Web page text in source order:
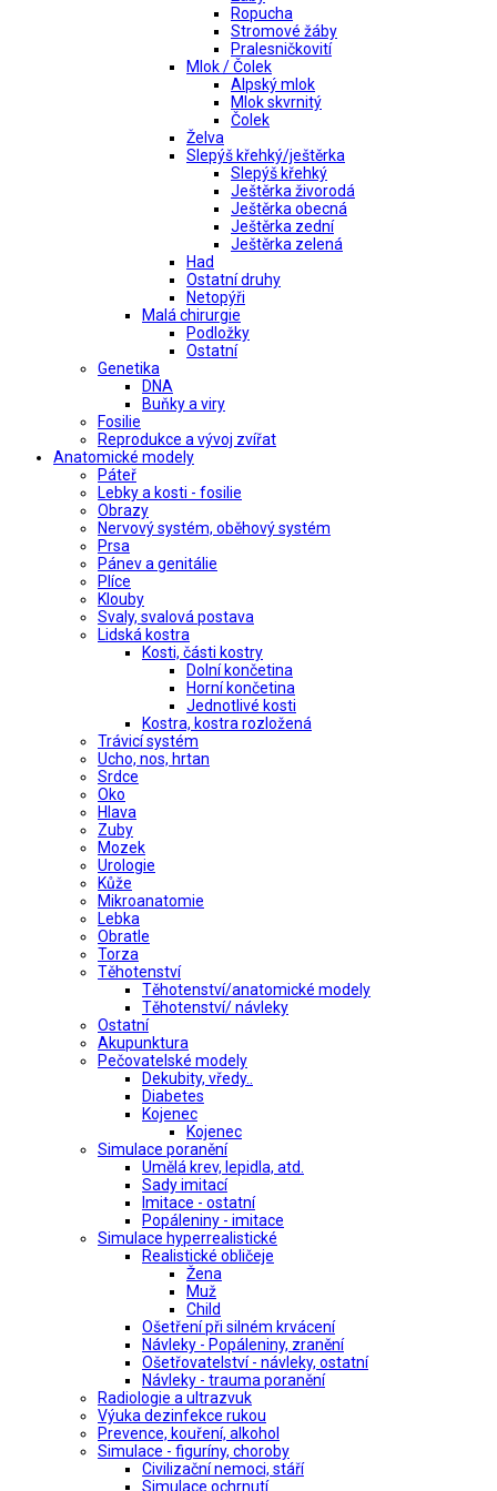
Ropucha
Stromové žáby
Pralesničkovití
Mlok / Čolek
Alpský mlok
Mlok skvrnitý
Čolek
Želva
Slepýš křehký/ještěrka
Slepýš křehký
Ještěrka živorodá
Ještěrka obecná
Ještěrka zední
Ještěrka zelená
Had
Ostatní druhy
Netopýři
Malá chirurgie
Podložky
Ostatní
Genetika
DNA
Buňky a viry
Fosilie
Reprodukce a vývoj zvířat
Anatomické modely
Páteř
Lebky a kosti - fosilie
Obrazy
Nervový systém, oběhový systém
Prsa
Pánev a genitálie
Plíce
Klouby
Svaly, svalová postava
Lidská kostra
Kosti, části kostry
Dolní končetina
Horní končetina
Jednotlivé kosti
Kostra, kostra rozložená
Trávicí systém
Ucho, nos, hrtan
Srdce
Oko
Hlava
Zuby
Mozek
Urologie
Kůže
Mikroanatomie
Lebka
Obratle
Torza
Těhotenství
Těhotenství/anatomické modely
Těhotenství/ návleky
Ostatní
Akupunktura
Pečovatelské modely
Dekubity, vředy..
Diabetes
Kojenec
Kojenec
Simulace poranění
Umělá krev, lepidla, atd.
Sady imitací
Imitace - ostatní
Popáleniny - imitace
Simulace hyperrealistické
Realistické obličeje
Žena
Muž
Child
Ošetření při silném krvácení
Návleky - Popáleniny, zranění
Ošetřovatelství - návleky, ostatní
Návleky - trauma poranění
Radiologie a ultrazvuk
Výuka dezinfekce rukou
Prevence, kouření, alkohol
Simulace - figuríny, choroby
Civilizační nemoci, stáří
Simulace ochrnutí